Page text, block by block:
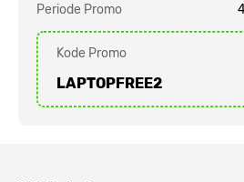
Periode Promo
Kode Promo
LAPTOPFREE2